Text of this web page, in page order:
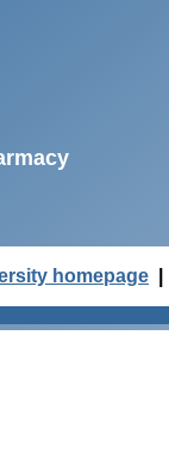
homepage